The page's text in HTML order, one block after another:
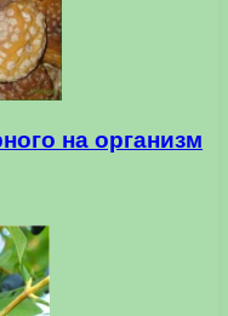
на организм